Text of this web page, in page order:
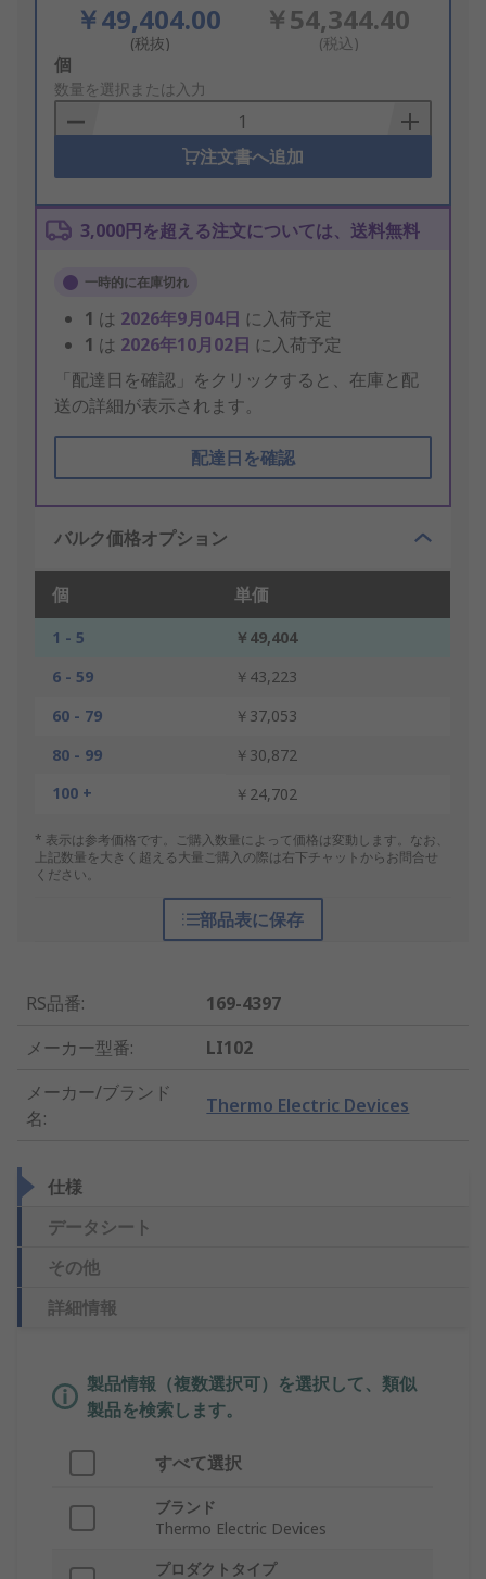
￥49,404.00
(税抜)
￥54,344.40
(税込)
Add
to
Basket
個
数量を選択または入力
注文書へ追加
3,000円を超える注文については、送料無料
一時的に在庫切れ
1 は 2026年9月04日 に入荷予定
1 は 2026年10月02日 に入荷予定
「配達日を確認」をクリックすると、在庫と配
送の詳細が表示されます。
配達日を確認
バルク価格オプション
個 単価
1 - 5
￥49,404
6 - 59
￥43,223
60 - 79
￥37,053
80 - 99
￥30,872
100 +
￥24,702
* 表示は参考価格です。ご購入数量によって価格は変動します。なお、
上記数量を大きく超える大量ご購入の際は右下チャットからお問合せ
ください。
部品表に保存
RS品番:
169-4397
メーカー型番:
LI102
メーカー/ブランド
名:
Thermo Electric Devices
仕様
データシート
その他
詳細情報
製品情報（複数選択可）を選択して、類似
製品を検索します。
すべて選択
ブランド
Thermo Electric Devices
プロダクトタイプ